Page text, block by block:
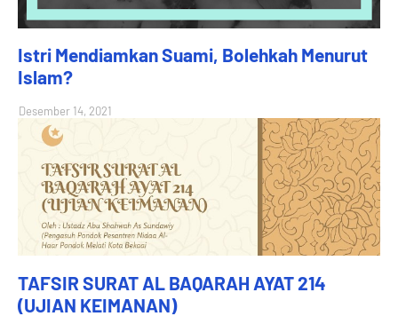
Istri Mendiamkan Suami, Bolehkah Menurut
Islam?
Desember 14, 2021
TAFSIR SURAT AL BAQARAH AYAT 214
(UJIAN KEIMANAN)